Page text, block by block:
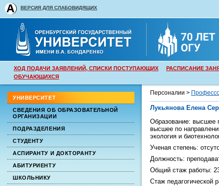
ВЕРСИЯ ДЛЯ СЛАБОВИДЯЩИХ
ХОД ПОДАЧИ ЗАЯВЛЕНИЙ, СПИСКИ ПОСТУПАЮЩИХ
РАСПИСАНИЕ
ОБУЧАЮЩИХСЯ
УНИВЕРСИТЕТ
СВЕДЕНИЯ ОБ ОБРАЗОВАТЕЛЬНОЙ
ОРГАНИЗАЦИИ
ПОДРАЗДЕЛЕНИЯ
СТУДЕНТУ
АСПИРАНТУ И ДОКТОРАНТУ
АБИТУРИЕНТУ
ШКОЛЬНИКУ
Персоналии >
Лукьянова Елена
Образование: высшее
высшее по
экология и
Ученая степень:
Должность:
Общий стаж работы:
Стаж педагогической